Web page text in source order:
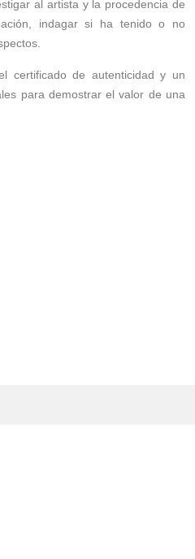
al artista y la procedencia de
indagar si ha tenido o no
certificado de autenticidad y un
para demostrar el valor de una